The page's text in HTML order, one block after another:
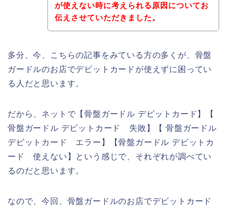
が使えない時に考えられる原因についてお
伝えさせていただきました。
多分、今、こちらの記事をみている方の多くが、骨盤
ガードルのお店でデビットカードが使えずに困ってい
る人だと思います。
だから、ネットで【骨盤ガードル デビットカード】【
骨盤ガードル デビットカード 失敗】【 骨盤ガードル
デビットカード エラー】【骨盤ガードル デビットカ
ード 使えない】という感じで、それぞれが調べてい
るのだと思います。
なので、今回、骨盤ガードルのお店でデビットカード